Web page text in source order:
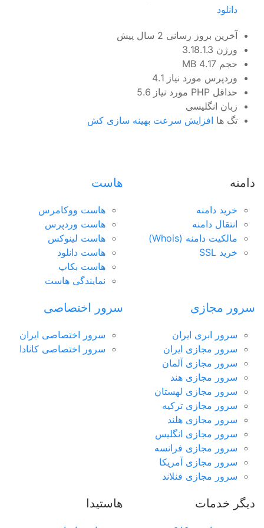
پینگ تایم مناسب و سرعت خیره کننده
سرور مجازی آمریکا
ساخت سرور آمریکا در دو دیتاسنتر متفاوت
سرور مجازی آلمان
ارائه سرویس در ۳ دیتاسنتر متفاوت
سرور مجازی لهستان
مناسب راه اندازی هرگونه سرویس اینترنتی
سرور مجازی هند
جهت خریدسرور مجازی به مشاوره نیاز دارید؟
ارسال تیکت چت آنلاین 021-78372
دانلود
آخرین بروز رسانی 2 سال پیش
ورژن 3.18.1.3
حجم 4.17 MB
وردپرس مورد نیاز 4.1
حداقل PHP مورد نیاز
5.6
زبان انگلیسی
تگ ها افزایش سرعت بهینه سازی کش
دامنه
خرید دامنه
انتقال دامنه
مالکیت دامنه (Whois)
خرید SSL
هاست
هاست ووکامرس
هاست وردپرس
هاست لینوکس
هاست دانلود
هاست بکاپ
نمایندگی هاست
سرور مجازی
سرور ابری ایران
سرور مجازی ایران
سرور مجازی آلمان
سرور مجازی هند
سرور مجازی لهستان
سرور مجازی ترکیه
سرور مجازی هلند
سرور مجازی انگلیس
سرور مجازی فرانسه
سرور مجازی آمریکا
سرور مجازی فنلاند
سرور اختصاصی
سرور اختصاصی ایران
سرور اختصاصی کانادا
دیگر خدمات هاستیدا